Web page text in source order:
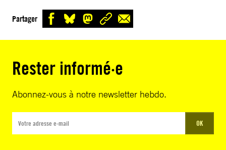
Partager
Rester informé·e
Abonnez-vous à notre newsletter hebdo.
OK